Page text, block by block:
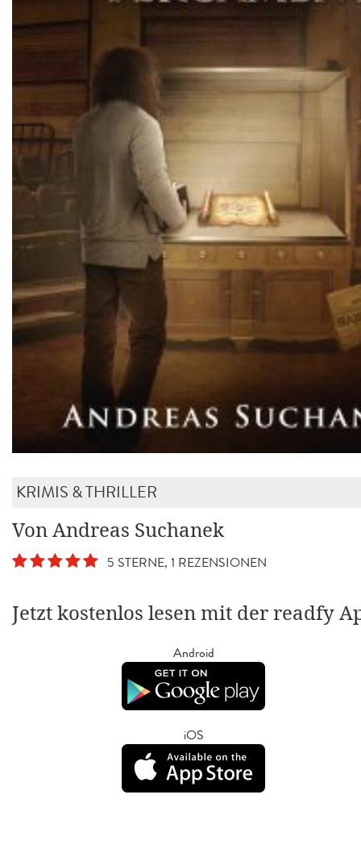
KRIMIS & THRILLER
Von Andreas Suchanek
5 STERNE, 1 REZENSIONEN
Jetzt kostenlos lesen mit der readfy
Android
iOS